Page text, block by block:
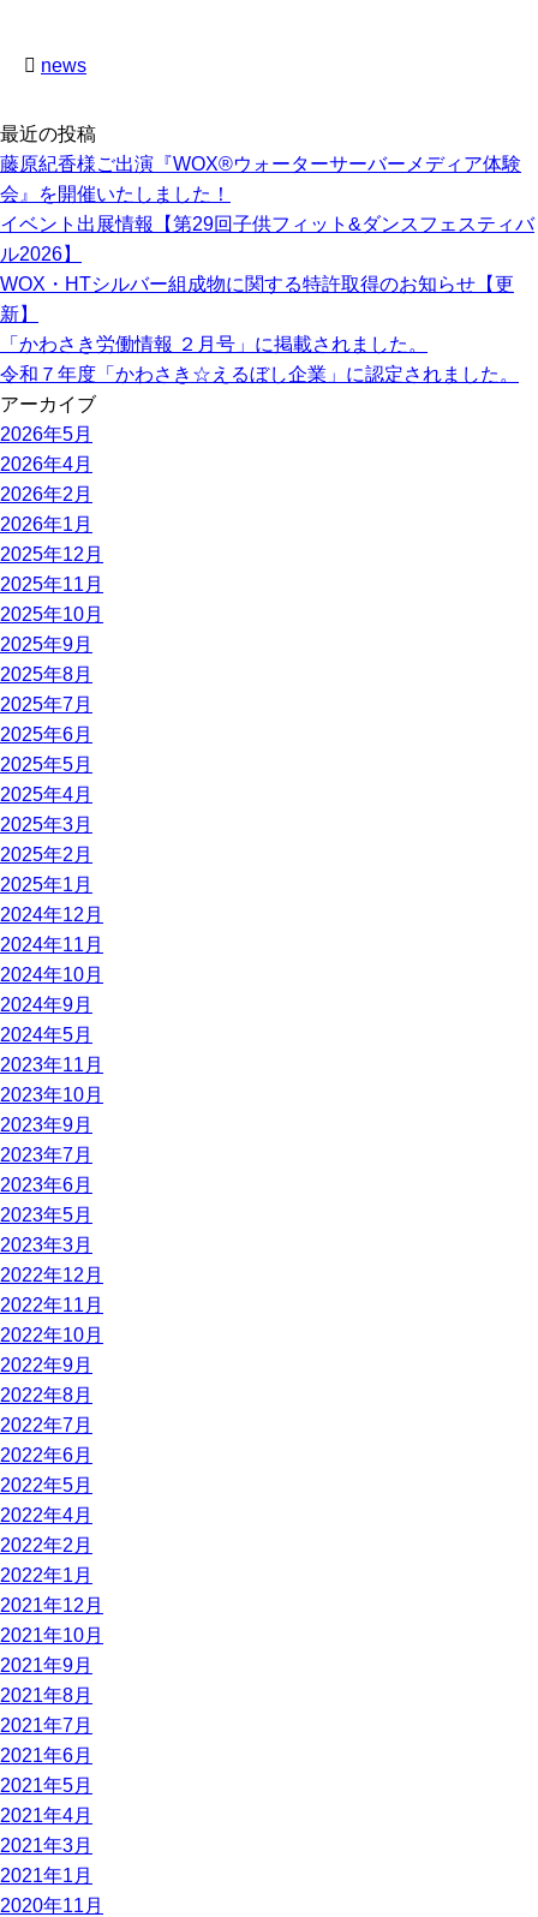
news
最近の投稿
藤原紀香様ご出演『WOX®ウォーターサーバーメディア体験
会』を開催いたしました！
イベント出展情報【第29回子供フィット&ダンスフェスティバ
ル2026】
WOX・HTシルバー組成物に関する特許取得のお知らせ【更
新】
「かわさき労働情報 ２月号」に掲載されました。
令和７年度「かわさき☆えるぼし企業」に認定されました。
アーカイブ
2026年5月
2026年4月
2026年2月
2026年1月
2025年12月
2025年11月
2025年10月
2025年9月
2025年8月
2025年7月
2025年6月
2025年5月
2025年4月
2025年3月
2025年2月
2025年1月
2024年12月
2024年11月
2024年10月
2024年9月
2024年5月
2023年11月
2023年10月
2023年9月
2023年7月
2023年6月
2023年5月
2023年3月
2022年12月
2022年11月
2022年10月
2022年9月
2022年8月
2022年7月
2022年6月
2022年5月
2022年4月
2022年2月
2022年1月
2021年12月
2021年10月
2021年9月
2021年8月
2021年7月
2021年6月
2021年5月
2021年4月
2021年3月
2021年1月
2020年11月